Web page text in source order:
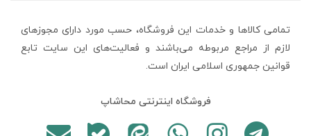
تمامی كالاها و خدمات اين فروشگاه، حسب مورد دارای مجوزهای
لازم از مراجع مربوطه می‌باشند و فعاليت‌های اين سايت تابع
قوانين جمهوری اسلامی ایران است.
فروشگاه اینترنتی محاشاپ